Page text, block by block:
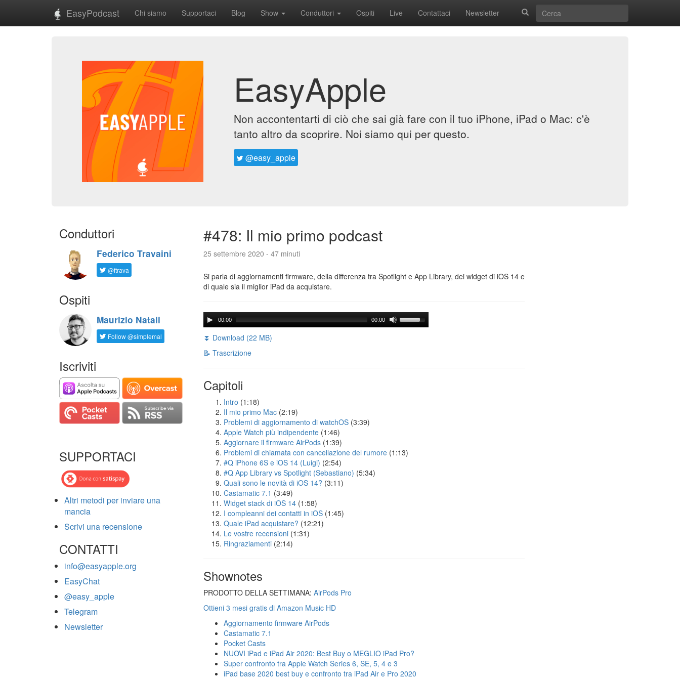
EasyPodcast Chi siamo Supportaci Blog Show Conduttori Ospiti Live Contattaci Newsletter
EasyApple
Non accontentarti di ciò che sai già fare con il tuo iPhone, iPad o Mac: c'è
tanto altro da scoprire. Noi siamo qui per questo.
@easy_apple
Conduttori
Federico Travaini
@ftrava
Ospiti
Maurizio Natali
Follow @simplemal
Iscriviti
SUPPORTACI
Altri metodi per inviare una
mancia
Scrivi una recensione
CONTATTI
info@easyapple.org
EasyChat
@easy_apple
Telegram
Newsletter
#478: Il mio primo podcast
25 settembre 2020 - 47 minuti
Si parla di aggiornamenti firmware, della differenza tra Spotlight e App Library, dei widget di iOS 14 e
di quale sia il miglior iPad da acquistare.
00:00 00:00
⏬ Download (22 MB)
📝 Trascrizione
Capitoli
Intro (1:18)
Il mio primo Mac (2:19)
Problemi di aggiornamento di watchOS (3:39)
Apple Watch più indipendente (1:46)
Aggiornare il firmware AirPods (1:39)
Problemi di chiamata con cancellazione del rumore (1:13)
#Q iPhone 6S e iOS 14 (Luigi) (2:54)
#Q App Library vs Spotlight (Sebastiano) (5:34)
Quali sono le novità di iOS 14? (3:11)
Castamatic 7.1 (3:49)
Widget stack di iOS 14 (1:58)
I compleanni dei contatti in iOS (1:45)
Quale iPad acquistare? (12:21)
Le vostre recensioni (1:31)
Ringraziamenti (2:14)
Shownotes
PRODOTTO DELLA SETTIMANA: AirPods Pro
Ottieni 3 mesi gratis di Amazon Music HD
Aggiornamento firmware AirPods
Castamatic 7.1
Pocket Casts
NUOVI iPad e iPad Air 2020: Best Buy o MEGLIO iPad Pro?
Super confronto tra Apple Watch Series 6, SE, 5, 4 e 3
iPad base 2020 best buy e confronto tra iPad Air e Pro 2020